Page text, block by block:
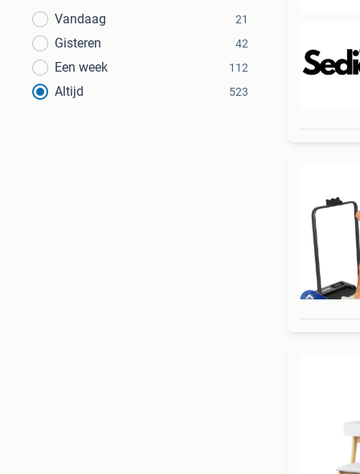
Vandaag
21
Gisteren 42
Een week 112
Altijd 523